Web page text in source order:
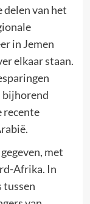
van het
in Jemen
elkaar staan.
bijhorend
recente
met
Afrika. In
tussen